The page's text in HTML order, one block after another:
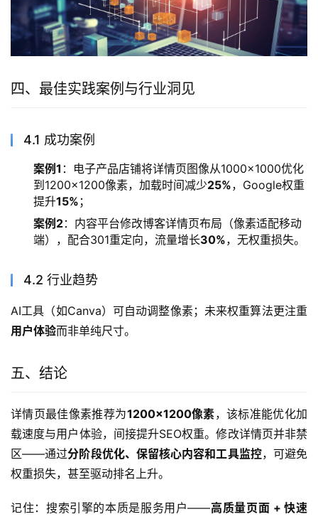
四、最佳实践案例与行业洞见
4.1 成功案例
案例1 ：电子产品店铺将详情页图像从1000×1000优化
到1200×1200像素，加载时间减少25%，Google权重
提升15% ；
案例2：内容平台修改博客详情页布局（像素适配移动
端），配合301重定向，流量增长30%，无权重损失。
4.2 行业趋势
AI工具（如Canva）可自动调整像素；未来权重算法更注重
用户体验而非单纯尺寸。
五、结论
详情页最佳像素推荐为1200×1200像素，该标准能优化加
载速度与用户体验，间接提升SEO权重。修改详情页并非禁
区——通过分阶段优化、保留核心内容和工具监控，可避免
权重损失，甚至驱动排名上升。
记住：搜索引擎的本质是服务用户——高质量页面 + 快速